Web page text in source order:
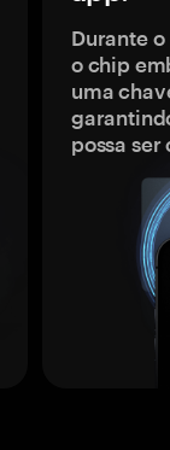
Durante
o chip
uma
possa